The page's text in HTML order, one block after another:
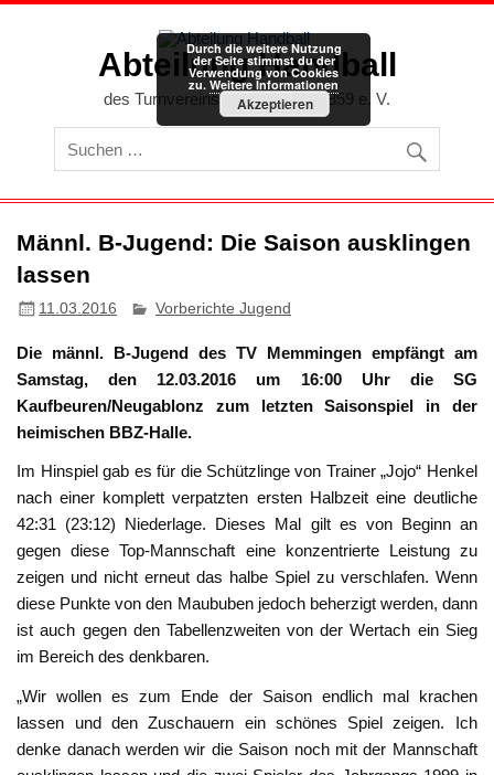
Zum
Abteilung Handball
des Turnvereins Memmingen 1859 e. V.
Männl. B-Jugend: Die Saison ausklingen
lassen
11.03.2016 Vorberichte Jugend
Die männl. B-Jugend des TV Memmingen empfängt am
Samstag, den 12.03.2016 um 16:00 Uhr die SG
Kaufbeuren/Neugablonz zum letzten Saisonspiel in der
heimischen BBZ-Halle.
Im Hinspiel gab es für die Schützlinge von Trainer „Jojo“ Henkel
nach einer komplett verpatzten ersten Halbzeit eine deutliche
42:31 (23:12) Niederlage. Dieses Mal gilt es von Beginn an
gegen diese Top-Mannschaft eine konzentrierte Leistung zu
zeigen und nicht erneut das halbe Spiel zu verschlafen. Wenn
diese Punkte von den Maububen jedoch beherzigt werden, dann
ist auch gegen den Tabellenzweiten von der Wertach ein Sieg
im Bereich des denkbaren.
„Wir wollen es zum Ende der Saison endlich mal krachen
lassen und den Zuschauern ein schönes Spiel zeigen. Ich
denke danach werden wir die Saison noch mit der Mannschaft
Durch die weitere Nutzung
der Seite stimmst du der
Verwendung von Cookies
zu. Weitere Informationen
Akzeptieren